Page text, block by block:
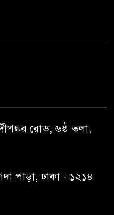
হারমোনিয়াম
নির্বাচন,
রোড, ৬ষ্ঠ তলা,
পাড়া, ঢাকা - ১২১৪